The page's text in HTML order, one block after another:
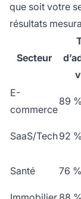
que soit votre
résultats
Secteur
E-
commerce
89 %
SaaS/Tech92 %
Santé 76 %